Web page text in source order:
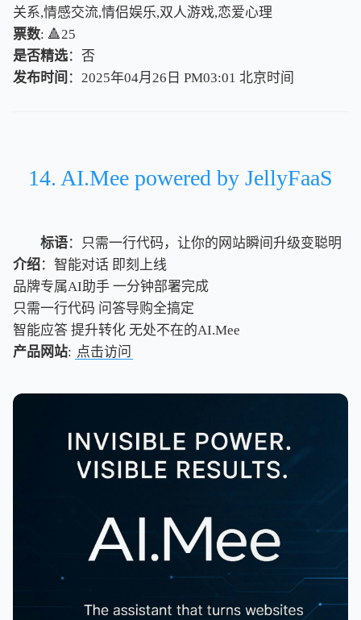
关系,情感交流,情侣娱乐,双人游戏,恋爱心理
票数: 🔺25
是否精选：否
发布时间 ：2025年04月26日 PM03:01 北京时间
北京时间
14. AI.Mee powered by JellyFaaS
标语：只需一行代码，让你的网站瞬间升级变聪明
介绍：智能对话 即刻上线
品牌专属AI助手 一分钟部署完成
只需一行代码 问答导购全搞定
智能应答 提升转化 无处不在的AI.Mee
产品网站: 点击访问